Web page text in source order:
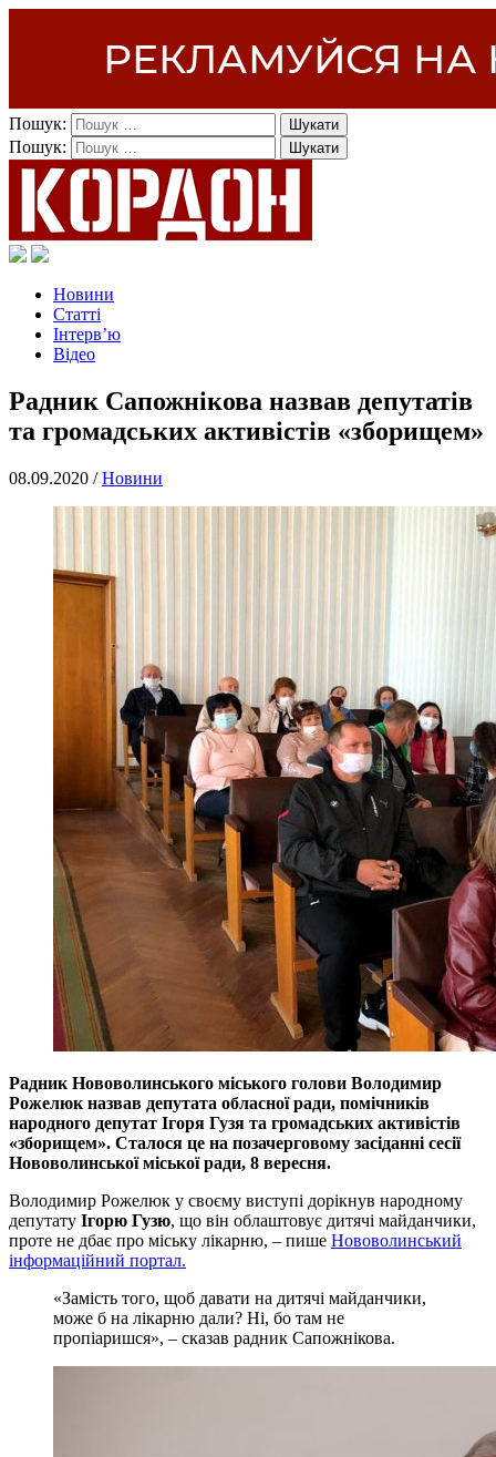
Пошук:
Пошук:
Новини
Статті
Інтерв’ю
Відео
Радник Сапожнікова назвав депутатів
та громадських активістів «зборищем»
08.09.2020 /Новини
Радник Нововолинського міського голови Володимир
Рожелюк назвав депутата обласної ради, помічників
народного депутат Ігоря Гузя та громадських активістів
«зборищем». Сталося це на позачерговому засіданні сесії
Нововолинської міської ради, 8 вересня.
Володимир Рожелюк у своєму виступі дорікнув народному
депутату Ігорю Гузю, що він облаштовує дитячі майданчики,
проте не дбає про міську лікарню, – пише Нововолинський
інформаційний портал.
«Замість того, щоб давати на дитячі майданчики,
може б на лікарню дали? Ні, бо там не
пропіаришся», – сказав радник Сапожнікова.